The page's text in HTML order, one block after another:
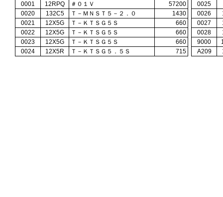
0001 12RPQ ＃０１Ｖ 57200 0025
0020
132C5 Ｔ－ＭＮＳＴ５－２．０ 1430 0026
0021
12X5G Ｔ－ＫＴＳＧ５Ｓ 660 0027
0022
12X5G Ｔ－ＫＴＳＧ５Ｓ 660 0028
0023
12X5G Ｔ－ＫＴＳＧ５Ｓ 660 9000
0024
12X5R Ｔ－ＫＴＳＧ５．５Ｓ 715 A209